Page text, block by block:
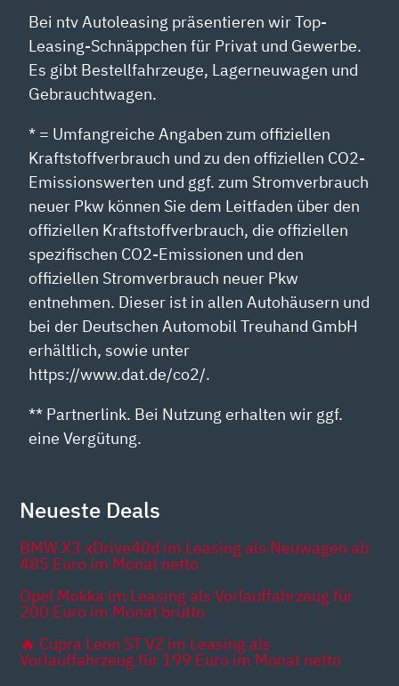
Bei ntv Autoleasing präsentieren wir Top-
Leasing-Schnäppchen für Privat und Gewerbe.
Es gibt Bestellfahrzeuge, Lagerneuwagen und
Gebrauchtwagen.
* = Umfangreiche Angaben zum offiziellen
Kraftstoffverbrauch und zu den offiziellen CO2-
Emissionswerten und ggf. zum Stromverbrauch
neuer Pkw können Sie dem Leitfaden über den
offiziellen Kraftstoffverbrauch, die offiziellen
spezifischen CO2-Emissionen und den
offiziellen Stromverbrauch neuer Pkw
entnehmen. Dieser ist in allen Autohäusern und
bei der Deutschen Automobil Treuhand GmbH
erhältlich, sowie unter
https://www.dat.de/co2/.
** Partnerlink. Bei Nutzung erhalten wir ggf.
eine Vergütung.
Neueste Deals
BMW X3 xDrive40d im Leasing als Neuwagen ab
485 Euro im Monat netto
Opel Mokka im Leasing als Vorlauffahrzeug für
200 Euro im Monat brutto
🔥 Cupra Leon ST VZ im Leasing als
Vorlauffahrzeug für 199 Euro im Monat netto